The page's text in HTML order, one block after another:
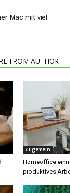
Mac mit viel
FROM AUTHOR
Allgemein
Homeoffice
produktives